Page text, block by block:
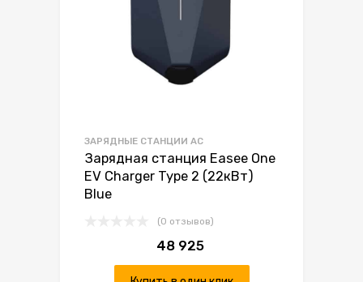
ЗАРЯДНЫЕ СТАНЦИИ AC
Зарядная станция Easee One
EV Charger Type 2 (22кВт)
Blue
(0 отзывов)
48 925